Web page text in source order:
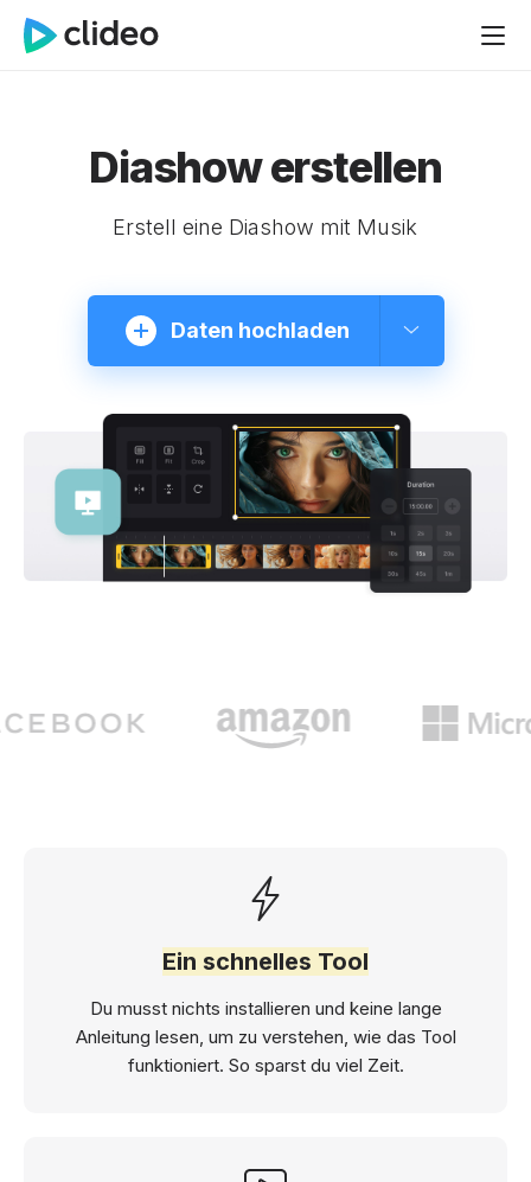
Diashow erstellen
Erstell eine Diashow mit Musik
Daten hochladen
Ein schnelles Tool
Du musst nichts installieren und keine lange
Anleitung lesen, um zu verstehen, wie das Tool
funktioniert. So sparst du viel Zeit.